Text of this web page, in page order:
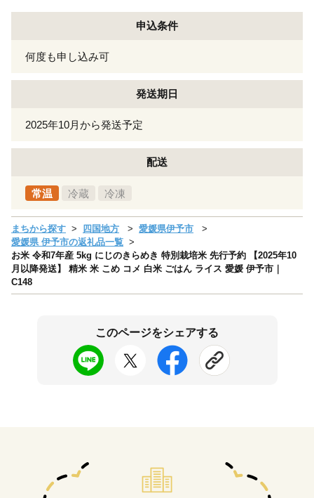
申込条件
何度も申し込み可
発送期日
2025年10月から発送予定
配送
常温 冷蔵 冷凍
まちから探す 四国地方
愛媛県伊予市
愛媛県 伊予市の返礼品一覧
お米 令和7年産 5kg にじのきらめき 特別栽培米 先行予約 【2025年10
月以降発送】 精米 米 こめ コメ 白米 ごはん ライス 愛媛 伊予市｜
C148
このページをシェアする